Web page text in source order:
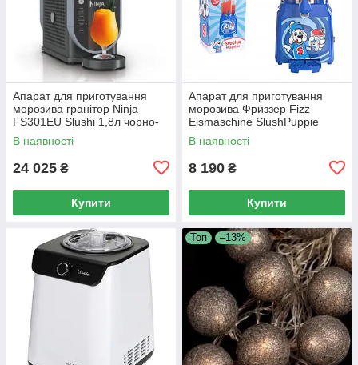
Апарат для приготування
морозива гранітор Ninja
FS301EU Slushi 1,8л чорно-
сріблястий 800Вт
В наявності
24 025 ₴
Купити
Апарат для приготування
морозива Фриззер Fizz
Eismaschine SlushPuppie
Slusheis 1л синій з Zapfhahn
В наявності
8 190 ₴
Купити
Топ –13%